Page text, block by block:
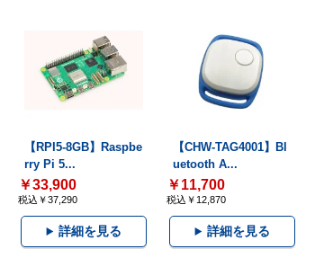
【RPI5-8GB】Raspbe
rry Pi 5...
￥33,900
税込￥37,290
詳細を見る
【CHW-TAG4001】Bl
uetooth A...
￥11,700
税込￥12,870
詳細を見る